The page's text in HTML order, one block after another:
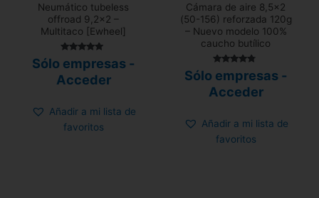
Neumático tubeless
offroad 9,2×2 –
Multitaco [Ewheel]
con
de 5
Sólo empresas -
Acceder
Añadir a mi lista de
favoritos
Cámara de aire 8,5×2
(50-156) reforzada 120g
– Nuevo modelo 100%
caucho butílico
con
de 5
Sólo empresas -
Acceder
Añadir a mi lista de
favoritos